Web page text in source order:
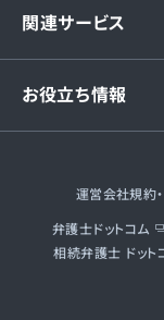
関連サービス
お役立ち情報
運営会社規約
弁護士ドットコム
相続弁護士 ドット